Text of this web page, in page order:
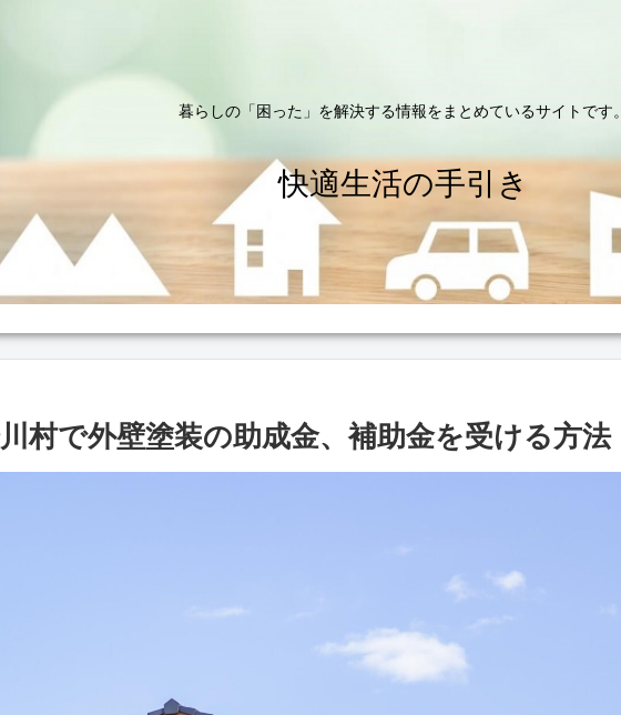
暮らしの「困った」を解決する情報をまとめているサイトです。
快適生活の手引き
川村で外壁塗装の助成金、補助金を受ける方法